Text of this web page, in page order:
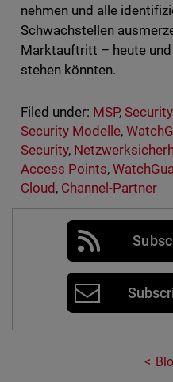
nehmen und alle
Schwachstellen
Marktauftritt – heute
stehen könnten.
Filed under: MSP,
Security Modelle,
Security,
Access Points,
Cloud , Channel-Partner